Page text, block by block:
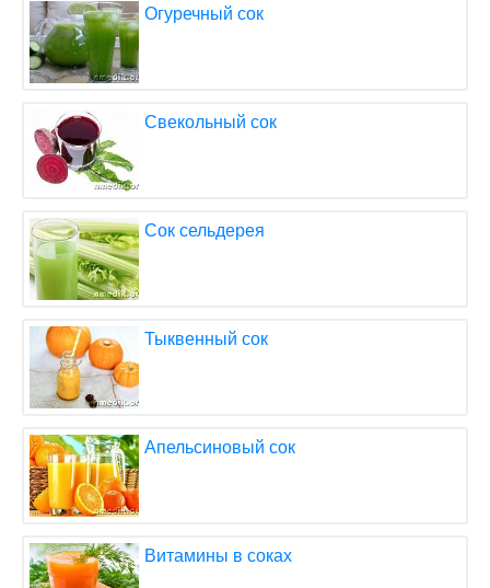
Огуречный сок
Свекольный сок
Сок сельдерея
Тыквенный сок
Апельсиновый сок
Витамины в соках